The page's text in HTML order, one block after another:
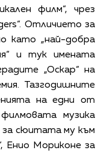
филм“, чрез
Отличието за
като „най-добра
и тук имената
„Оскар“ на
Тазгодишните
на едни от
музика
за сюитата му към
Енио Мориконе за